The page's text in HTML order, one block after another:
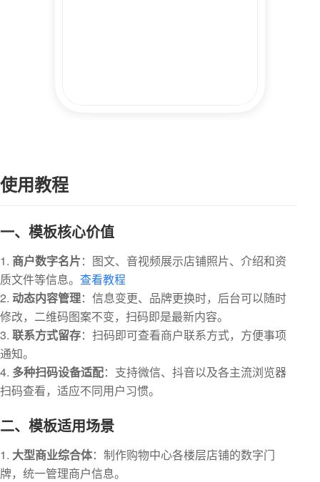
使用教程
一、模板核心价值
1. 商户数字名片：图文、音视频展示店铺照片、介绍和资
质文件等信息。 查看教程
2. 动态内容管理：信息变更、品牌更换时，后台可以随时
修改，二维码图案不变，扫码即是最新内容。
3. 联系方式留存：扫码即可查看商户联系方式，方便事项
通知。
4. 多种扫码设备适配：支持微信、抖音以及各主流浏览器
扫码查看，适应不同用户习惯。
二、模板适用场景
大型商业综合体：制作购物中心各楼层店铺的数字门
牌，统一管理商户信息。